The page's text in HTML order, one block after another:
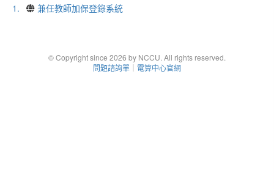
1. 兼任教師加保登錄系統
© Copyright since 2026 by NCCU. All rights reserved.
問題諮詢單 ｜ 電算中心官網